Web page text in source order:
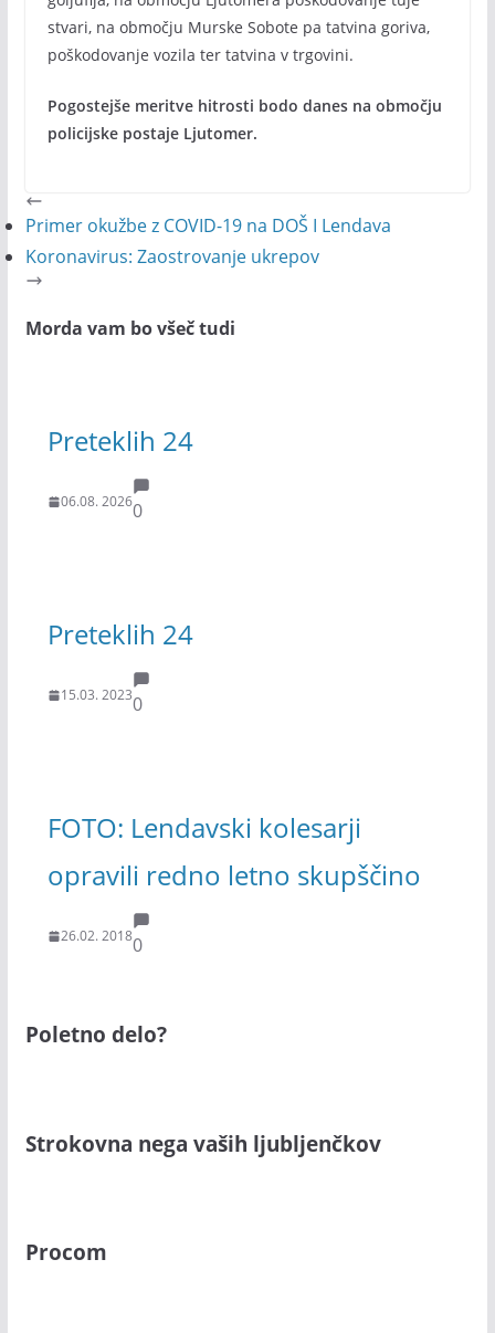
stvari, na območju Murske Sobote pa tatvina goriva,
poškodovanje vozila ter tatvina v trgovini.
Pogostejše meritve hitrosti bodo danes na območju
policijske postaje Ljutomer.
Primer okužbe z COVID-19 na DOŠ I Lendava
Koronavirus: Zaostrovanje ukrepov
Morda vam bo všeč tudi
Preteklih 24
06.08. 20260
Preteklih 24
15.03. 20230
FOTO: Lendavski kolesarji
opravili redno letno skupščino
26.02. 20180
Poletno delo?
Strokovna nega vaših ljubljenčkov
Procom